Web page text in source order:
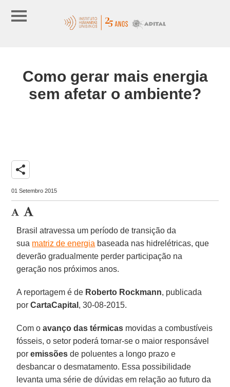
Como gerar mais energia
sem afetar o ambiente?
share
01 Setembro 2015
Brasil atravessa um período de transição da
sua matriz de energia baseada nas hidrelétricas, que
deverão gradualmente perder participação na
geração nos próximos anos.
A reportagem é de Roberto Rockmann, publicada
porCartaCapital , 30-08-2015.
Com oavanço das térmicas movidas a combustíveis
fósseis, o setor poderá tornar-se o maior responsável
poremissões de poluentes a longo prazo e
desbancar o desmatamento. Essa possibilidade
levanta uma série de dúvidas em relação ao futuro da